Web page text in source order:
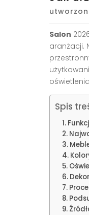
Salon
aranżacji.
Spis